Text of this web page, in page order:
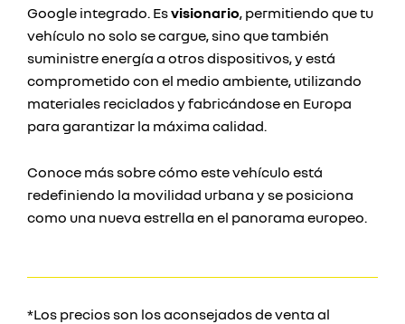
Google integrado. Esvisionario, permitiendo que tu
vehículo no solo se cargue, sino que también
suministre energía a otros dispositivos, y está
comprometido con el medio ambiente, utilizando
materiales reciclados y fabricándose en Europa
para garantizar la máxima calidad.
Conoce más sobre cómo este vehículo está
redefiniendo la movilidad urbana y se posiciona
como una nueva estrella en el panorama europeo.
*Los precios son los aconsejados de venta al